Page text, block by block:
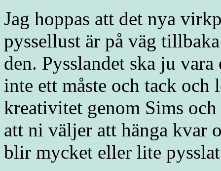
Jag hoppas att det nya
pyssellust är på väg
den. Pysslandet ska ju
inte ett måste och tack
kreativitet genom Sims
att ni väljer att hänga kvar
blir mycket eller lite